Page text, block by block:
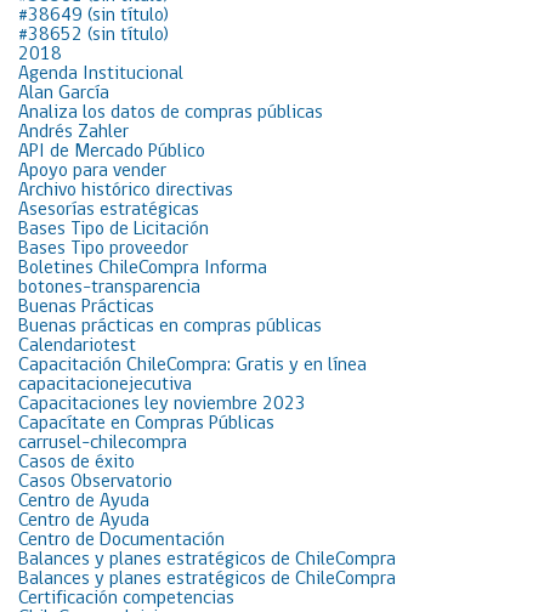
#38649 (sin título)
#38652 (sin título)
2018
Agenda Institucional
Alan García
Analiza los datos de compras públicas
Andrés Zahler
API de Mercado Público
Apoyo para vender
Archivo histórico directivas
Asesorías estratégicas
Bases Tipo de Licitación
Bases Tipo proveedor
Boletines ChileCompra Informa
botones-transparencia
Buenas Prácticas
Buenas prácticas en compras públicas
Calendariotest
Capacitación ChileCompra: Gratis y en línea
capacitacionejecutiva
Capacitaciones ley noviembre 2023
Capacítate en Compras Públicas
carrusel-chilecompra
Casos de éxito
Casos Observatorio
Centro de Ayuda
Centro de Ayuda
Centro de Documentación
Balances y planes estratégicos de ChileCompra
Balances y planes estratégicos de ChileCompra
Certificación competencias